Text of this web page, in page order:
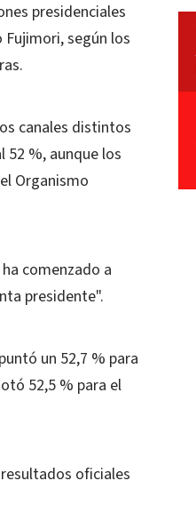
presidenciales
según los
canales distintos
52 %, aunque los
Organismo
comenzado a
presidente".
un 52,7 % para
52,5 % para el
oficiales